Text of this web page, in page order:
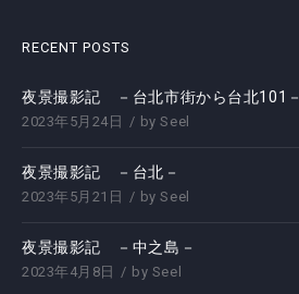
RECENT POSTS
夜景撮影記 －台北市街から台北101－
2023年5月24日 bySeel
夜景撮影記 －台北－
2023年5月21日 bySeel
夜景撮影記 －中之島－
2023年4月8日 by Seel